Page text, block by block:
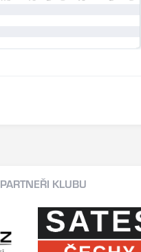
PARTNEŘI KLUBU